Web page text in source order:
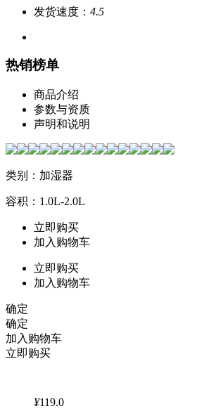
发货速度： 4.5
热销榜单
商品介绍
参数与资质
声明和说明
类别：加湿器
容积：1.0L-2.0L
立即购买
加入购物车
立即购买
加入购物车
确定
确定
加入购物车
立即购买
¥119.0